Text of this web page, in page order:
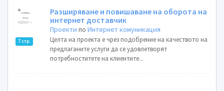
7 стр.
Разширяване и повишаване на оборота на
интернет доставчик
Проекти поИнтернет комуникация
Целта на проекта е чрез подобрение на качеството на
предлаганите услуги да се удовлетворят
потребноститете на клиентите...